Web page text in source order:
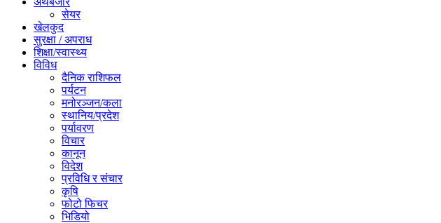
सेयर
खेलकुद
सुरक्षा / अपराध
शिक्षा/स्वास्थ्य
विविध
दैनिक राशिफल
पर्यटन
मनोरञ्जन/कला
स्थानिय/प्रदेश
पर्यावरण
विचार
कानून
विदेश
प्रविधि र संचार
कृषि
फोटो फिचर
भिडियो